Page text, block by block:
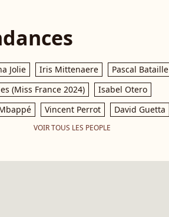
Jolie Iris Mittenaere
Pascal Bataille
(Miss France 2024)
Isabel Otero
Vincent Perrot David Guetta
VOIR TOUS LES PEOPLE